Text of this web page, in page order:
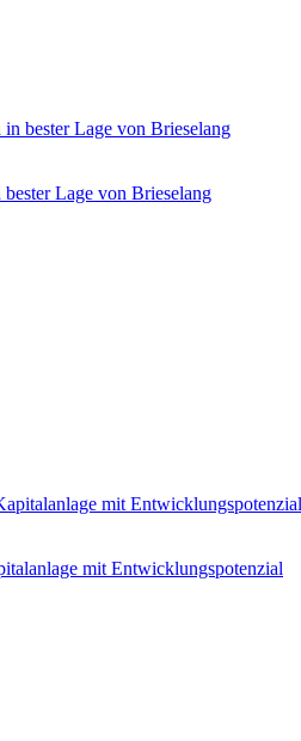
Lage von Brieselang
mit Entwicklungspotenzial